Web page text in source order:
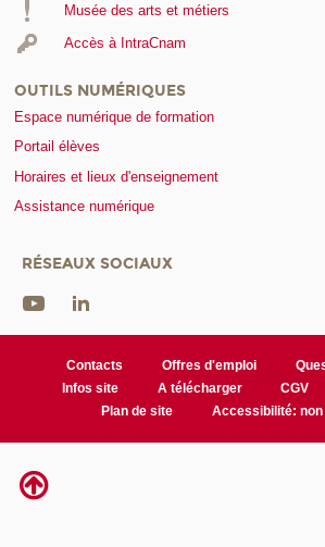
Musée des arts et métiers
Accès à IntraCnam
OUTILS NUMÉRIQUES
Espace numérique de formation
Portail élèves
Horaires et lieux d'enseignement
Assistance numérique
RÉSEAUX SOCIAUX
Contacts Offres d'emploi
Infos site
A télécharger CGV
Plan de site
Accessibilité: